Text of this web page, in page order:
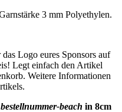
3 mm Polyethylen.
Logo eures Sponsors auf
Legt einfach den Artikel
Weitere Informationen
bestellnummer-beach in 8cm